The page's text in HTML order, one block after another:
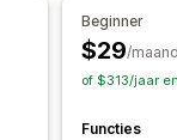
Collecties
Beginner
$29/
of $313/jaar
Functies